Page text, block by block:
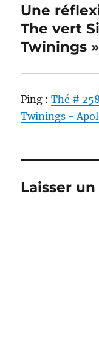
Une
The vert
Twinings »
Ping :Thé #
Twinings -
Laisser